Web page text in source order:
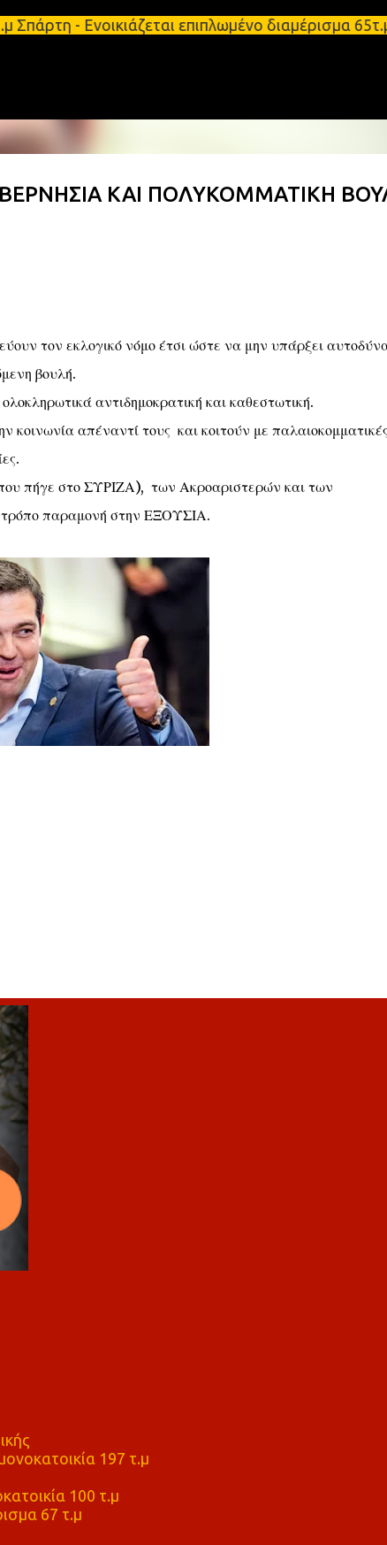
Μετάβαση στο κύριο περιεχόμενο
- Ενοικιάζεται επιπλωμένο
ΚΑΙ ΠΟΛΥΚΟΜΜΑΤΙΚΗ
τον εκλογικό νόμο έτσι ώστε να μην υπάρξει
βουλή.
αντιδημοκρατική και καθεστωτική.
απέναντί τους και κοιτούν με παλαιοκομματικές
πήγε στο ΣΥΡΙΖΑ), των Ακροαριστερών και των
τρόπο παραμονή στην ΕΞΟΥΣΙΑ.
197 τ.μ
100 τ.μ
67 τ.μ